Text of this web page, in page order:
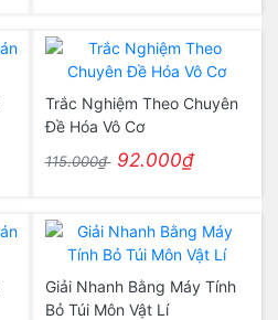
Trắc Nghiệm Theo Chuyên
Đề Hóa Vô Cơ
115.000₫ 92.000₫
Giải Nhanh Bằng Máy Tính
Bỏ Túi Môn Vật Lí